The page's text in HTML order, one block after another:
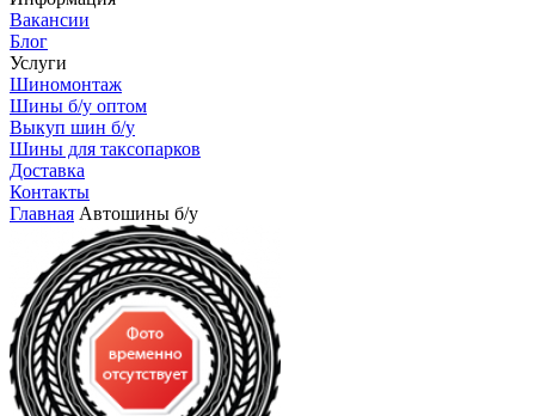
Вакансии
Блог
Услуги
Шиномонтаж
Шины б/у оптом
Выкуп шин б/у
Шины для таксопарков
Доставка
Контакты
Главная Автошины б/у